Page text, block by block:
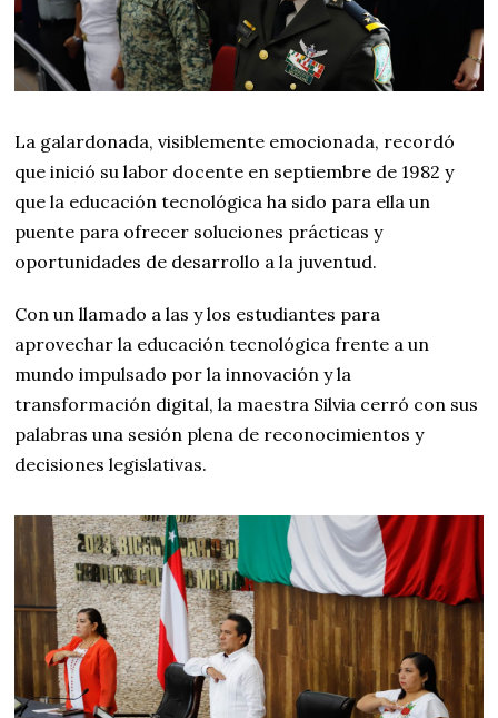
La galardonada, visiblemente emocionada, recordó
que inició su labor docente en septiembre de 1982 y
que la educación tecnológica ha sido para ella un
puente para ofrecer soluciones prácticas y
oportunidades de desarrollo a la juventud.
Con un llamado a las y los estudiantes para
aprovechar la educación tecnológica frente a un
mundo impulsado por la innovación y la
transformación digital, la maestra Silvia cerró con sus
palabras una sesión plena de reconocimientos y
decisiones legislativas.